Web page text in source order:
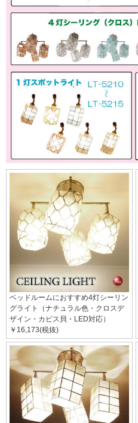
ベッドルームにおすすめ4灯シーリン
グライト（ナチュラル色・クロスデ
ザイン・カピス貝・LED対応）
￥16,173(税抜)